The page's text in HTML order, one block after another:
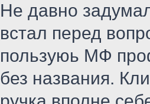
Не давно
встал перед
пользуюь МФ
без названия.